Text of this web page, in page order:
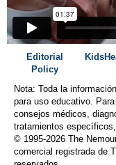
Editorial
Policy
Nota: Toda la
para uso educativo.
consejos médicos,
tratamientos
© 1995-2026 The
comercial registrada de